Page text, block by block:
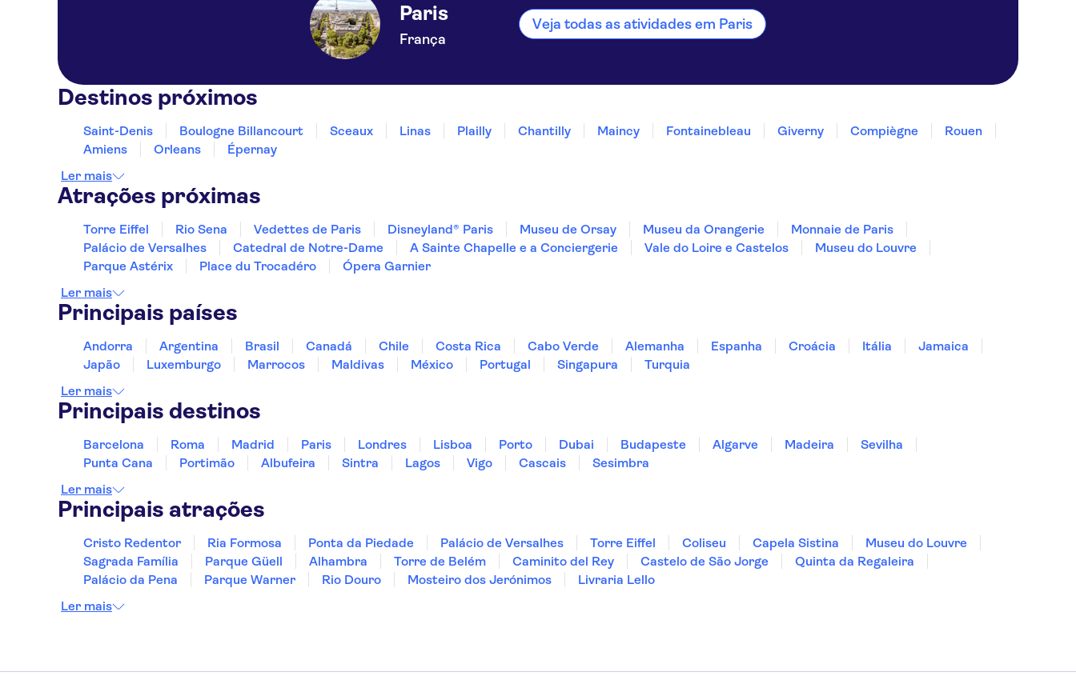
Paris
França
Veja todas as atividades em Paris
Destinos próximos
Saint-Denis Boulogne Billancourt Sceaux Linas Plailly Chantilly Maincy Fontainebleau Giverny Compiègne
Rouen
Amiens
Orleans
Épernay
Ler mais
Atrações próximas
Torre Eiffel Rio Sena Vedettes de Paris Disneyland® Paris Museu de Orsay Museu da Orangerie
Monnaie de Paris
Palácio de Versalhes
Catedral de Notre-Dame A Sainte Chapelle e a Conciergerie Vale do Loire e Castelos
Museu do Louvre
Parque Astérix
Place du Trocadéro
Ópera Garnier
Ler mais
Principais países
Andorra Argentina Brasil Canadá Chile Costa Rica Cabo Verde Alemanha Espanha Croácia Itália
Jamaica
Japão
Luxemburgo Marrocos Maldivas México Portugal Singapura
Turquia
Ler mais
Principais destinos
Barcelona Roma Madrid Paris Londres Lisboa Porto Dubai Budapeste Algarve Madeira
Sevilha
Punta Cana
Portimão Albufeira Sintra Lagos Vigo Cascais
Sesimbra
Ler mais
Principais atrações
Cristo Redentor Ria Formosa Ponta da Piedade Palácio de Versalhes Torre Eiffel Coliseu Capela Sistina
Museu do Louvre
Sagrada Família
Parque Güell Alhambra Torre de Belém Caminito del Rey Castelo de São Jorge
Quinta da Regaleira
Palácio da Pena
Parque Warner Rio Douro Mosteiro dos Jerónimos
Livraria Lello
Ler mais